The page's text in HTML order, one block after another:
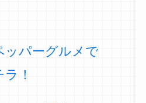
ッパーグルメで
！